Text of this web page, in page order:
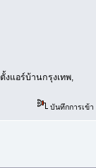
งแอร์บ้านกรุงเทพ,
บันทึกการเข้า